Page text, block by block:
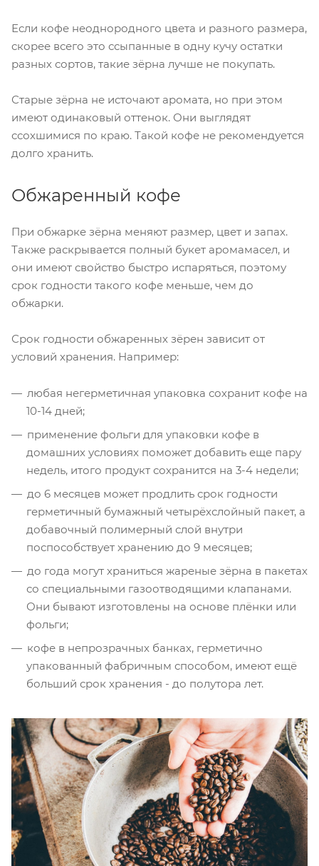
Если кофе неоднородного цвета и разного размера,
скорее всего это ссыпанные в одну кучу остатки
разных сортов, такие зёрна лучше не покупать.
Старые зёрна не источают аромата, но при этом
имеют одинаковый оттенок. Они выглядят
ссохшимися по краю. Такой кофе не рекомендуется
долго хранить.
Обжаренный кофе
При обжарке зёрна меняют размер, цвет и запах.
Также раскрывается полный букет аромамасел, и
они имеют свойство быстро испаряться, поэтому
срок годности такого кофе меньше, чем до
обжарки.
Срок годности обжаренных зёрен зависит от
условий хранения. Например:
любая негерметичная упаковка сохранит кофе на
10-14 дней;
применение фольги для упаковки кофе в
домашних условиях поможет добавить еще пару
недель, итого продукт сохранится на 3-4 недели;
до 6 месяцев может продлить срок годности
герметичный бумажный четырёхслойный пакет, а
добавочный полимерный слой внутри
поспособствует хранению до 9 месяцев;
до года могут храниться жареные зёрна в пакетах
со специальными газоотводящими клапанами.
Они бывают изготовлены на основе плёнки или
фольги;
кофе в непрозрачных банках, герметично
упакованный фабричным способом, имеют ещё
больший срок хранения - до полутора лет.